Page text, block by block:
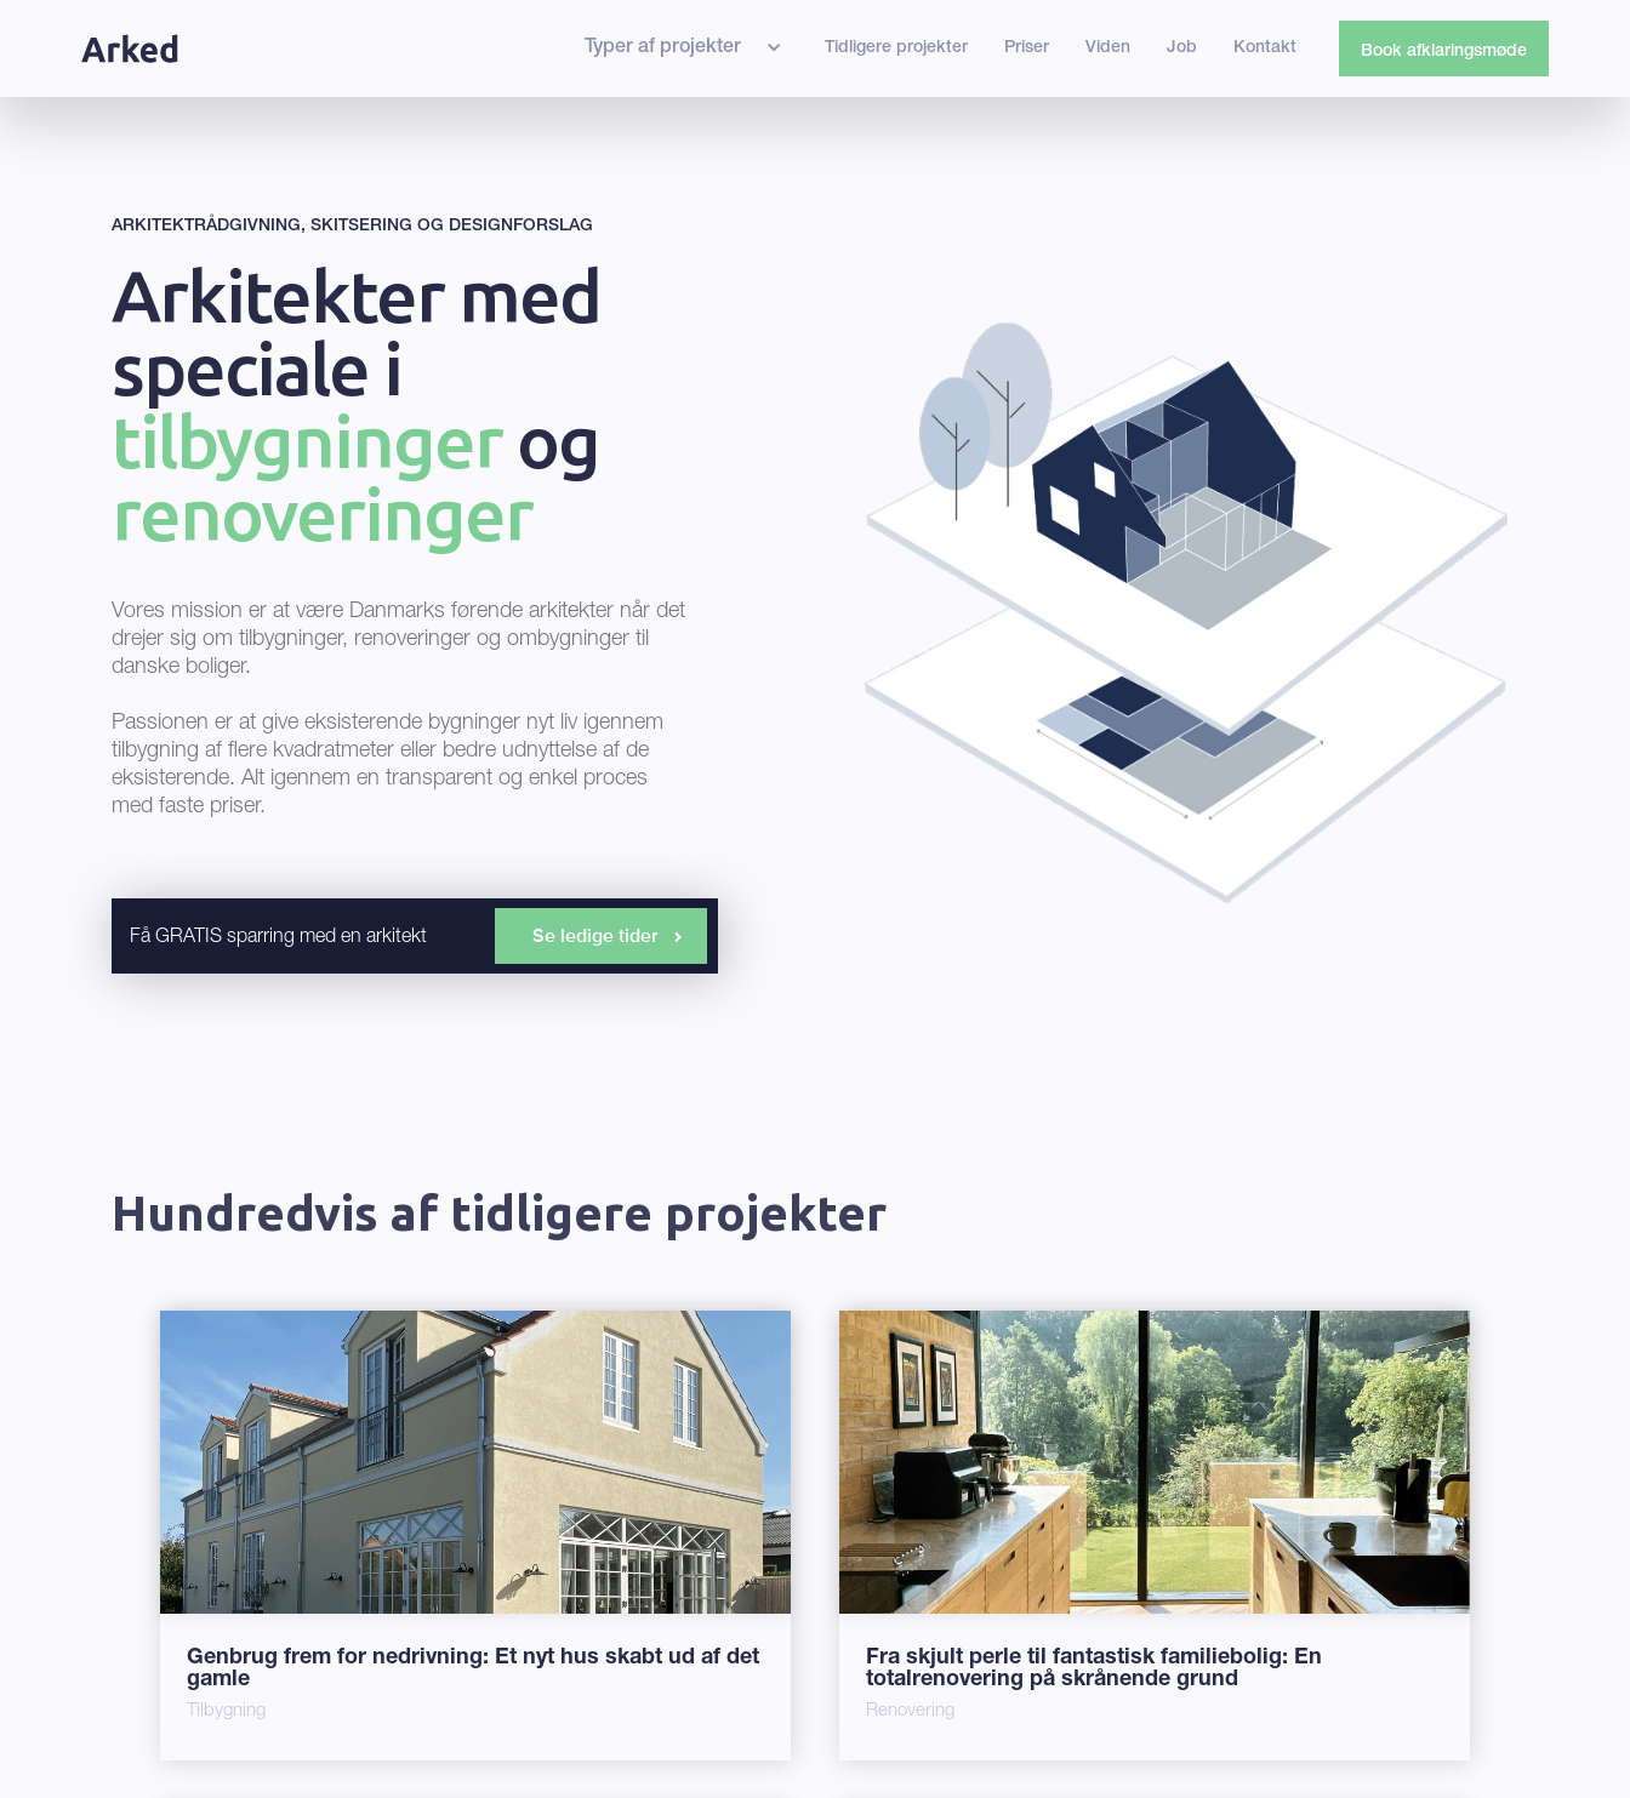
Typer af projekter Tidligere projekter Priser Viden Job Kontakt Book afklaringsmøde
ARKITEKTRÅDGIVNING, SKITSERING OG DESIGNFORSLAG
Arkitekter med
speciale i
tilbygningerog
renoveringer
Vores mission er at være Danmarks førende arkitekter når det
drejer sig om tilbygninger, renoveringer og ombygninger til
danske boliger.
Passionen er at give eksisterende bygninger nyt liv igennem
tilbygning af flere kvadratmeter eller bedre udnyttelse af de
eksisterende. Alt igennem en transparent og enkel proces
med faste priser.
Få GRATIS sparring med en arkitekt Se ledige tider
Hundredvis af tidligere projekter
Genbrug frem for nedrivning: Et nyt hus skabt ud af det
gamle
Tilbygning
Fra skjult perle til fantastisk familiebolig: En
totalrenovering på skrånende grund
Renovering